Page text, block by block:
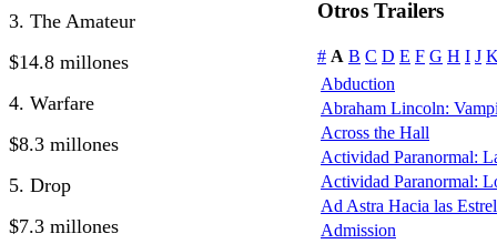
3. The Amateur
$14.8 millones
4. Warfare
$8.3 millones
5. Drop
$7.3 millones
Otros Trailers
# A B C D E F G H I J
Abduction
Abraham Lincoln:
Across the Hall
Actividad Paranormal:
Actividad Paranormal:
Ad Astra Hacia las
Admission